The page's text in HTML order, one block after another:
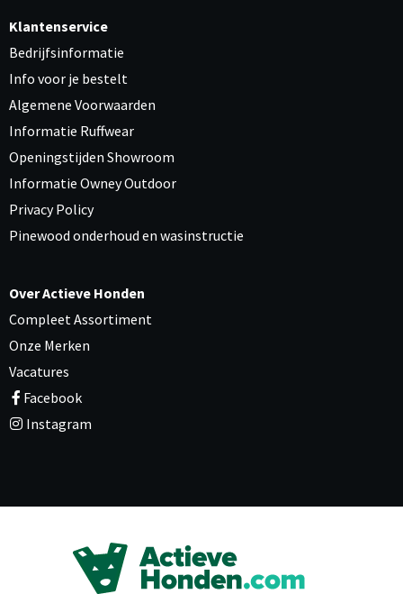
Klantenservice
Bedrijfsinformatie
Info voor je bestelt
Algemene Voorwaarden
Informatie Ruffwear
Openingstijden Showroom
Informatie Owney Outdoor
Privacy Policy
Pinewood onderhoud en wasinstructie
Over Actieve Honden
Compleet Assortiment
Onze Merken
Vacatures
Facebook
Instagram